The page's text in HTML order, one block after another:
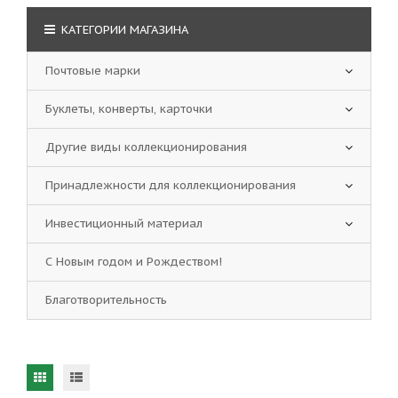
КАТЕГОРИИ МАГАЗИНА
Почтовые марки
Буклеты, конверты, карточки
Другие виды коллекционирования
Принадлежности для коллекционирования
Инвестиционный материал
С Новым годом и Рождеством!
Благотворительность